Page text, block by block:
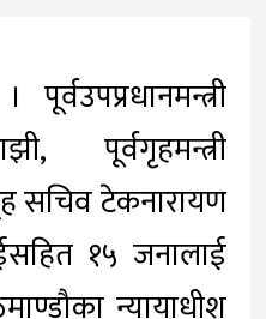
पूर्वगृहमन्त्री
सचिव टेकनारायण
१५ जनालाई
न्यायाधीश